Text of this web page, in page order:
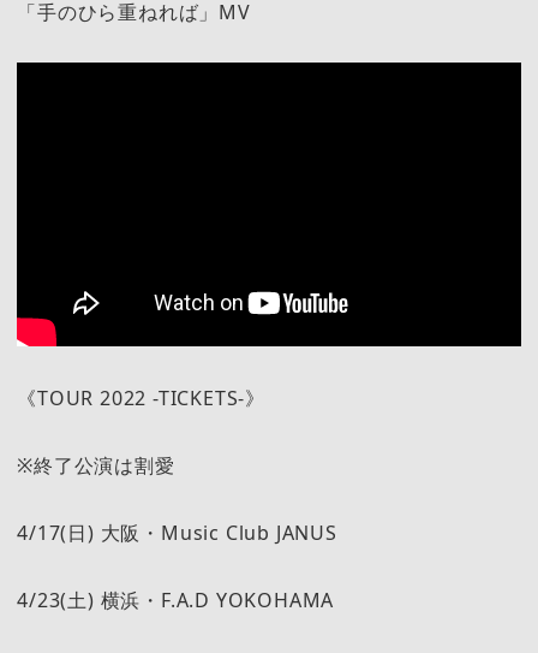
「手のひら重ねれば」MV
《TOUR 2022 -TICKETS-》
※終了公演は割愛
4/17(日) 大阪・Music Club JANUS
4/23(土) 横浜・F.A.D YOKOHAMA